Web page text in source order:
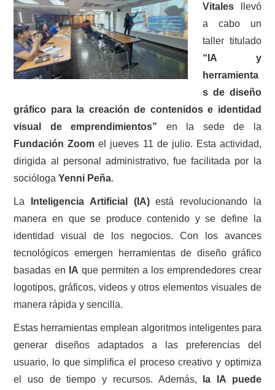
BOLETINES
CONTACTO
MÁS +
Vitales llevó
a cabo un
taller titulado
“IA y
herramienta
s de diseño
gráfico para la creación de contenidos e identidad
visual de emprendimientos” en la sede de la
Fundación Zoom el jueves 11 de julio. Esta actividad,
dirigida al personal administrativo, fue facilitada por la
sociólogaYenni Peña.
La Inteligencia Artificial (IA)está revolucionando la
manera en que se produce contenido y se define la
identidad visual de los negocios. Con los avances
tecnológicos emergen herramientas de diseño gráfico
basadas en IA que permiten a los emprendedores crear
logotipos, gráficos, videos y otros elementos visuales de
manera rápida y sencilla.
Estas herramientas emplean algoritmos inteligentes para
generar diseños adaptados a las preferencias del
usuario, lo que simplifica el proceso creativo y optimiza
el uso de tiempo y recursos. Además,
la IA puede